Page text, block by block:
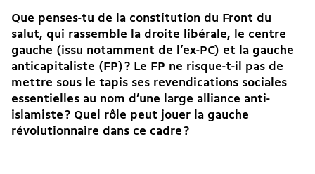
Que penses-tu de la constitution du Front du
salut, qui rassemble la droite libérale, le centre
gauche (issu notamment de l’ex-PC) et la gauche
anticapitaliste (FP)? Le FP ne risque-t-il pas de
mettre sous le tapis ses revendications sociales
essentielles au nom d’une large alliance anti-
islamiste? Quel rôle peut jouer la gauche
révolutionnaire dans ce cadre?